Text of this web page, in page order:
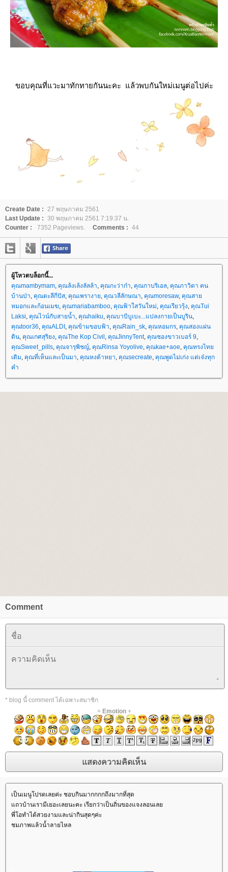
ขอบคุณที่แวะมาทักทายกันนะคะ แล้วพบกันใหม่เมนูต่อไปค่ะ
Create Date : 27 พฤษภาคม 2561
Last Update : 30 พฤษภาคม 2561 7:19:37 น.
Counter :
7352 Pageviews. Comments : 44
ผู้โหวตบล็อกนี้...
คุณmambymam, คุณล้งเล้งลัลล้า, คุณกะว่าก๋า, คุณกาบริเอล, คุณภาวิดา คน
บ้านป่า, คุณตะลีกีปัส, คุณเพรางา, คุณวลีลักษณา, คุณmoresaw, คุณสา
หมอกและก้อนเมฆ, คุณmariabamboo, คุณฟ้าใสวันใหม่, คุณเรียวรุ้ง, คุณTui
Laksi, คุณไวน์กับสายน้ำ, คุณhaiku, คุณบาบิบูเบะ...แปลงกายเป็นบูริน,
คุณtoor36, คุณALDI , คุณข้ามขอบฟ้า, คุณRain_sk, คุณหอมกร, คุณสองแผ่น
ดิน, คุณเกศสุริยง, คุณThe Kop Civil , คุณJinnyTent, คุณซองขาวเบอร์ 9,
คุณSweet_pills, คุณจารุพิชญ์, คุณRinsa Yoyolive, คุณkae+aoe, คุณทรงไท
เดิม, คุณที่เห็นและเป็นมา, คุณหงต้าหยา, คุณsecreate, คุณพูดไม่เก่ง แต่เจ๋งทุก
คำ
Comment
* blog นี้ comment ได้เฉพาะสมาชิก
+ Emotion+
เป็นเมนูโปรดเลยค่ะ ชอบกินมากกกกถึงมากที่สุด
ถวบ้านเรามีเยอะเลยนะคะ เรียกว่าเป็นถิ่นของแจงลอนเล
พี่โอทำได้สวยงามและน่ากินสุดๆค่ะ
ชมภาพแล้วน้ำลายไหล